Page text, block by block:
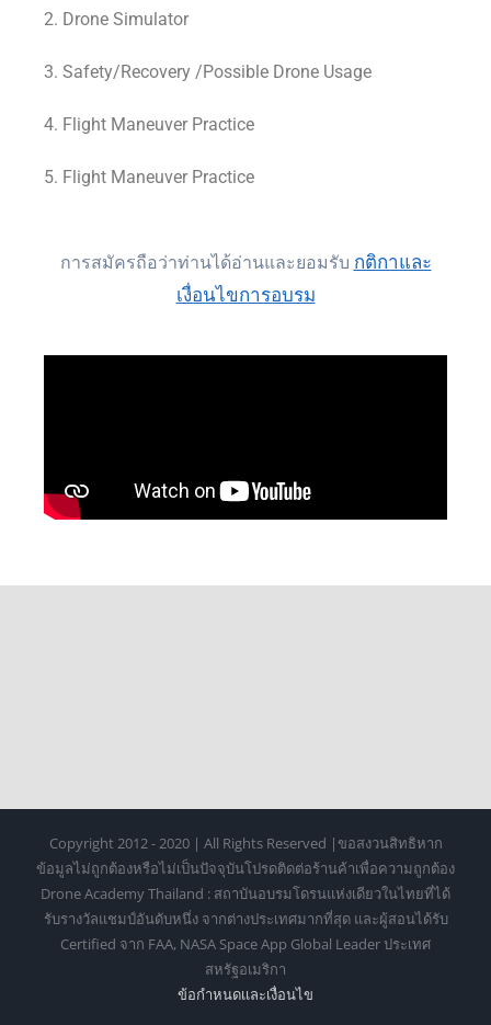
2. Drone Simulator
3. Safety/Recovery /Possible Drone Usage
4. Flight Maneuver Practice
5. Flight Maneuver Practice
การสมัครถือว่าท่านได้อ่านและยอมรับ กติกาและ
เงื่อนไขการอบรม
Copyright 2012 - 2020 | All Rights Reserved |ขอสงวนสิทธิหาก
ข้อมูลไม่ถูกต้องหรือไม่เป็นปัจจุบันโปรดติดต่อร้านค้าเพื่อความถูกต้อง
Drone Academy Thailand : สถาบันอบรมโดรนแห่งเดียวในไทยที่ได้
รับรางวัลแชมป์อันดับหนึ่ง จากต่างประเทศมากที่สุด และผู้สอนได้รับ
Certified จาก FAA, NASA Space App Global Leader ประเทศ
สหรัฐอเมริกา
ข้อกำหนดเเละเงื่อนไข